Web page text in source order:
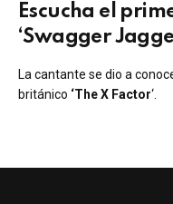
Escucha el
‘Swagger
La cantante se dio a
británico ‘The X Factor‘.